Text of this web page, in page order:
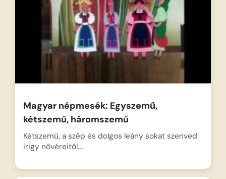
Magyar népmesék: Egyszemű,
kétszemű, háromszemű
Kétszemű, a szép és dolgos leány sokat szenved
irigy nővéreitől,…